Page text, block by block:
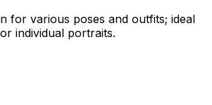
for various poses and outfits; ideal
individual portraits.